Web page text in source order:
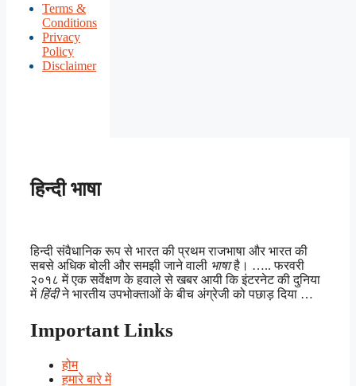
Terms &
Conditions
Privacy
Policy
Disclaimer
हिन्दी भाषा
हिन्दी संवैधानिक रूप से भारत की प्रथम राजभाषा और भारत की
सबसे अधिक बोली और समझी जाने वाली भाषाहै। ….. फरवरी
२०१८ में एक सर्वेक्षण के हवाले से खबर आयी कि इंटरनेट की दुनिया
में हिंदीने भारतीय उपभोक्ताओं के बीच अंग्रेजी को पछाड़ दिया …
Important Links
होम
हमारे बारे में